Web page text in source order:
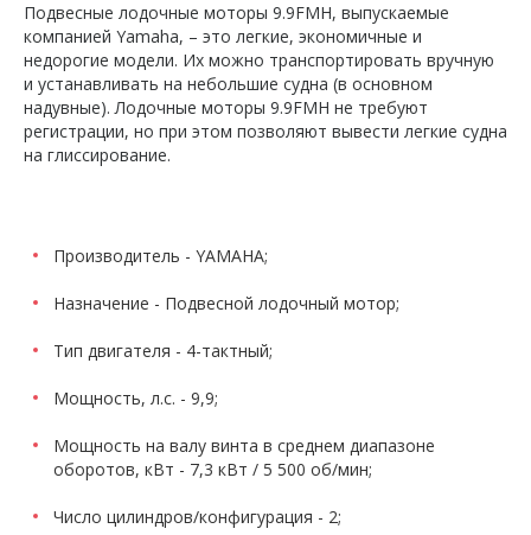
Подвесные лодочные моторы 9.9FMH, выпускаемые
компанией Yamaha, – это легкие, экономичные и
недорогие модели. Их можно транспортировать вручную
и устанавливать на небольшие судна (в основном
надувные). Лодочные моторы 9.9FMH не требуют
регистрации, но при этом позволяют вывести легкие судна
на глиссирование.
Производитель - YAMAHA;
Назначение - Подвесной лодочный мотор;
Тип двигателя - 4-тактный;
Мощность, л.с. - 9,9;
Мощность на валу винта в среднем диапазоне
оборотов, кВт - 7,3 кВт / 5 500 об/мин;
Число цилиндров/конфигурация - 2;